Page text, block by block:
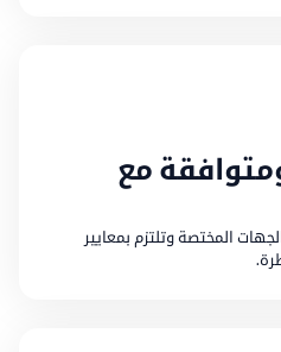
مع
المختصة وتلتزم بمعايير